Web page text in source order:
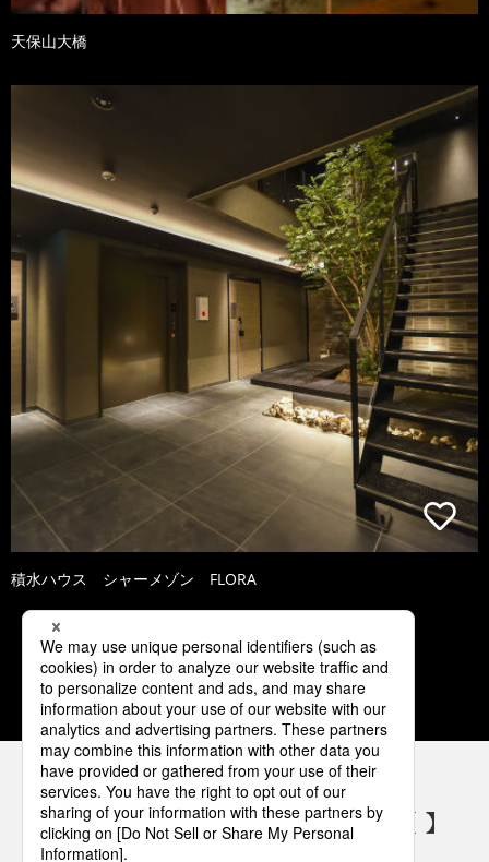
天保山大橋
積水ハウス シャーメゾン FLORA
1 2 3 4 5
パナソニックの電気設備 SNSアカウント